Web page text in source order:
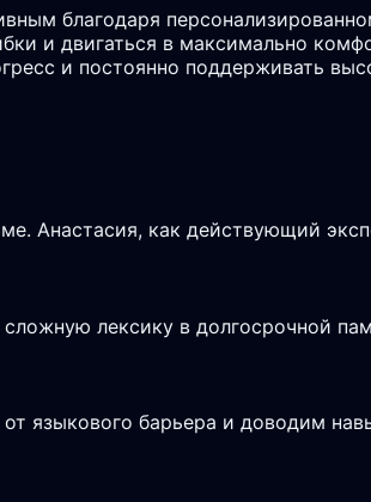
благодаря
и двигаться в максимально
и постоянно поддерживать
Анастасия, как действующий
лексику в долгосрочной
языкового барьера и доводим